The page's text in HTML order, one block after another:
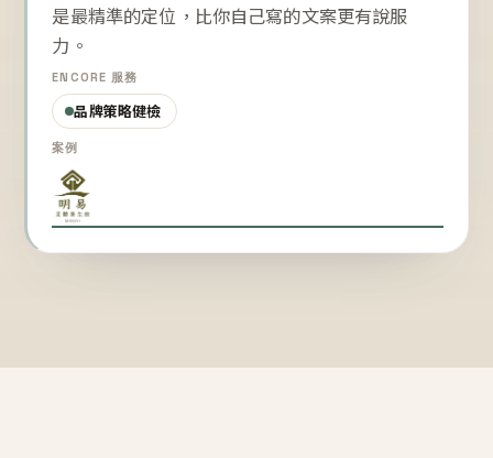
是最精準的定位，比你自己寫的文案更有說服
力。
ENCORE 服務
品牌策略健檢
案例